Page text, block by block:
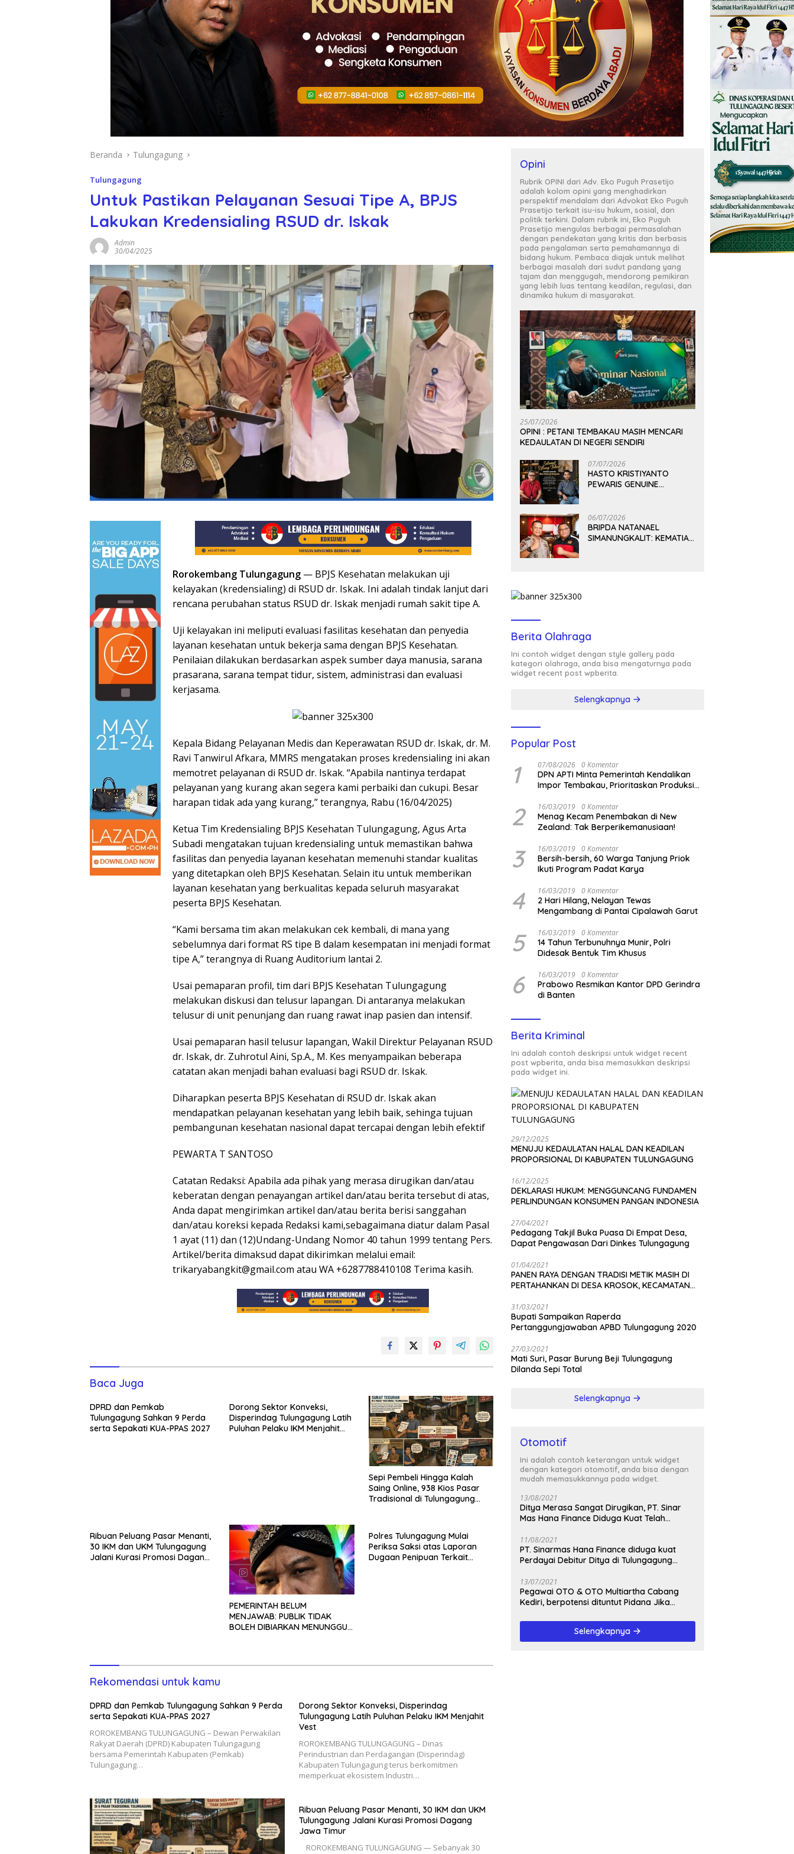
Beranda Tulungagung
Tulungagung
Untuk Pastikan Pelayanan Sesuai Tipe A, BPJS
Lakukan Kredensialing RSUD dr. Iskak
Admin
30/04/2025
Rorokembang Tulungagung — BPJS Kesehatan melakukan uji
kelayakan (kredensialing) di RSUD dr. Iskak. Ini adalah tindak lanjut dari
rencana perubahan status RSUD dr. Iskak menjadi rumah sakit tipe A.
Uji kelayakan ini meliputi evaluasi fasilitas kesehatan dan penyedia
layanan kesehatan untuk bekerja sama dengan BPJS Kesehatan.
Penilaian dilakukan berdasarkan aspek sumber daya manusia, sarana
prasarana, sarana tempat tidur, sistem, administrasi dan evaluasi
kerjasama.
Kepala Bidang Pelayanan Medis dan Keperawatan RSUD dr. Iskak, dr. M.
Ravi Tanwirul Afkara, MMRS mengatakan proses kredensialing ini akan
memotret pelayanan di RSUD dr. Iskak. “Apabila nantinya terdapat
pelayanan yang kurang akan segera kami perbaiki dan cukupi. Besar
harapan tidak ada yang kurang,” terangnya, Rabu (16/04/2025)
Ketua Tim Kredensialing BPJS Kesehatan Tulungagung, Agus Arta
Subadi mengatakan tujuan kredensialing untuk memastikan bahwa
fasilitas dan penyedia layanan kesehatan memenuhi standar kualitas
yang ditetapkan oleh BPJS Kesehatan. Selain itu untuk memberikan
layanan kesehatan yang berkualitas kepada seluruh masyarakat
peserta BPJS Kesehatan.
“Kami bersama tim akan melakukan cek kembali, di mana yang
sebelumnya dari format RS tipe B dalam kesempatan ini menjadi format
tipe A,” terangnya di Ruang Auditorium lantai 2.
Usai pemaparan profil, tim dari BPJS Kesehatan Tulungagung
melakukan diskusi dan telusur lapangan. Di antaranya melakukan
telusur di unit penunjang dan ruang rawat inap pasien dan intensif.
Usai pemaparan hasil telusur lapangan, Wakil Direktur Pelayanan RSUD
dr. Iskak, dr. Zuhrotul Aini, Sp.A., M. Kes menyampaikan beberapa
catatan akan menjadi bahan evaluasi bagi RSUD dr. Iskak.
Diharapkan peserta BPJS Kesehatan di RSUD dr. Iskak akan
mendapatkan pelayanan kesehatan yang lebih baik, sehinga tujuan
pembangunan kesehatan nasional dapat tercapai dengan lebih efektif
PEWARTA T SANTOSO
Catatan Redaksi: Apabila ada pihak yang merasa dirugikan dan/atau
keberatan dengan penayangan artikel dan/atau berita tersebut di atas,
Anda dapat mengirimkan artikel dan/atau berita berisi sanggahan
dan/atau koreksi kepada Redaksi kami,sebagaimana diatur dalam Pasal
1 ayat (11) dan (12)Undang-Undang Nomor 40 tahun 1999 tentang Pers.
Artikel/berita dimaksud dapat dikirimkan melalui email:
trikaryabangkit@gmail.com atau WA +6287788410108 Terima kasih.
Baca Juga
DPRD dan Pemkab
Tulungagung Sahkan 9 Perda
serta Sepakati KUA-PPAS 2027
Dorong Sektor Konveksi,
Disperindag Tulungagung Latih
Puluhan Pelaku IKM Menjahit
Sepi Pembeli Hingga Kalah
Saing Online, 938 Kios Pasar
Tradisional di Tulungagung
Ribuan Peluang Pasar Menanti,
30 IKM dan UKM Tulungagung
Jalani Kurasi Promosi Dagang
PEMERINTAH BELUM
MENJAWAB: PUBLIK TIDAK
BOLEH DIBIARKAN MENUNGGU
Polres Tulungagung Mulai
Periksa Saksi atas Laporan
Dugaan Penipuan Terkait
Rekomendasi untuk kamu
DPRD dan Pemkab Tulungagung Sahkan 9 Perda
serta Sepakati KUA-PPAS 2027
ROROKEMBANG TULUNGAGUNG – Dewan Perwakilan
Rakyat Daerah (DPRD) Kabupaten Tulungagung
bersama Pemerintah Kabupaten (Pemkab)
Tulungagung…
Dorong Sektor Konveksi, Disperindag
Tulungagung Latih Puluhan Pelaku IKM Menjahit
Vest
​ROROKEMBANG TULUNGAGUNG – Dinas
Perindustrian dan Perdagangan (Disperindag)
Kabupaten Tulungagung terus berkomitmen
memperkuat ekosistem Industri…
Ribuan Peluang Pasar Menanti, 30 IKM dan UKM
Tulungagung Jalani Kurasi Promosi Dagang
Jawa Timur
​ ROROKEMBANG TULUNGAGUNG — Sebanyak 30
Opini
Rubrik OPINI dari Adv. Eko Puguh Prasetijo
adalah kolom opini yang menghadirkan
perspektif mendalam dari Advokat Eko Puguh
Prasetijo terkait isu-isu hukum, sosial, dan
politik terkini. Dalam rubrik ini, Eko Puguh
Prasetijo mengulas berbagai permasalahan
dengan pendekatan yang kritis dan berbasis
pada pengalaman serta pemahamannya di
bidang hukum. Pembaca diajak untuk melihat
berbagai masalah dari sudut pandang yang
tajam dan menggugah, mendorong pemikiran
yang lebih luas tentang keadilan, regulasi, dan
dinamika hukum di masyarakat.
25/07/2026
OPINI : PETANI TEMBAKAU MASIH MENCARI
KEDAULATAN DI NEGERI SENDIRI
07/07/2026
HASTO KRISTIYANTO
PEWARIS GENUINE
06/07/2026
BRIPDA NATANAEL
SIMANUNGKALIT: KEMATIAN
Berita Olahraga
Ini contoh widget dengan style gallery pada
kategori olahraga, anda bisa mengaturnya pada
widget recent post wpberita.
Selengkapnya
Popular Post
1 07/08/2026 0 Komentar
DPN APTI Minta Pemerintah Kendalikan
Impor Tembakau, Prioritaskan Produksi
2 16/03/2019 0 Komentar
Menag Kecam Penembakan di New
Zealand: Tak Berperikemanusiaan!
3 16/03/2019 0 Komentar
Bersih-bersih, 60 Warga Tanjung Priok
Ikuti Program Padat Karya
4 16/03/2019 0 Komentar
2 Hari Hilang, Nelayan Tewas
Mengambang di Pantai Cipalawah Garut
5 16/03/2019 0 Komentar
14 Tahun Terbunuhnya Munir, Polri
Didesak Bentuk Tim Khusus
6 16/03/2019 0 Komentar
Prabowo Resmikan Kantor DPD Gerindra
di Banten
Berita Kriminal
Ini adalah contoh deskripsi untuk widget recent
post wpberita, anda bisa memasukkan deskripsi
pada widget ini.
29/12/2025
MENUJU KEDAULATAN HALAL DAN KEADILAN
PROPORSIONAL DI KABUPATEN TULUNGAGUNG
16/12/2025
DEKLARASI HUKUM: MENGGUNCANG FUNDAMEN
PERLINDUNGAN KONSUMEN PANGAN INDONESIA
27/04/2021
Pedagang Takjil Buka Puasa Di Empat Desa,
Dapat Pengawasan Dari Dinkes Tulungagung
01/04/2021
PANEN RAYA DENGAN TRADISI METIK MASIH DI
PERTAHANKAN DI DESA KROSOK, KECAMATAN
31/03/2021
Bupati Sampaikan Raperda
Pertanggungjawaban APBD Tulungagung 2020
27/03/2021
Mati Suri, Pasar Burung Beji Tulungagung
Dilanda Sepi Total
Selengkapnya
Otomotif
Ini adalah contoh keterangan untuk widget
dengan kategori otomotif, anda bisa dengan
mudah memasukkannya pada widget.
13/08/2021
Ditya Merasa Sangat Dirugikan, PT. Sinar
Mas Hana Finance Diduga Kuat Telah
11/08/2021
PT. Sinarmas Hana Finance diduga kuat
Perdayai Debitur Ditya di Tulungagung
13/07/2021
Pegawai OTO & OTO Multiartha Cabang
Kediri, berpotensi dituntut Pidana Jika
Selengkapnya